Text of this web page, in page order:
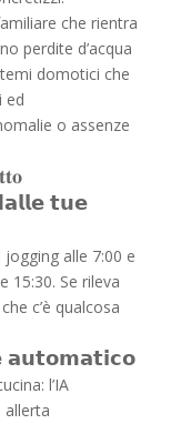
che rientra
perdite d’acqua
domotici che
ed
o assenze
𝘁𝘂𝗲
alle 7:00 e
15:30. Se rileva
c’è qualcosa
l’IA
allerta